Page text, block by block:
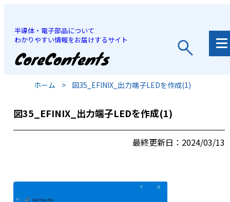
半導体・電子部品について
わかりやすい情報をお届けするサイト
JP
ホーム > 図35_EFINIX_出力端子LEDを作成(1)
図35_EFINIX_出力端子LEDを作成(1)
最終更新日：2024/03/13